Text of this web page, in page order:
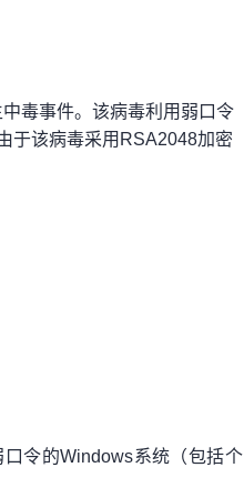
毒事件。该病毒利用弱口令
于该病毒采用RSA2048加密
令的Windows系统（包括个